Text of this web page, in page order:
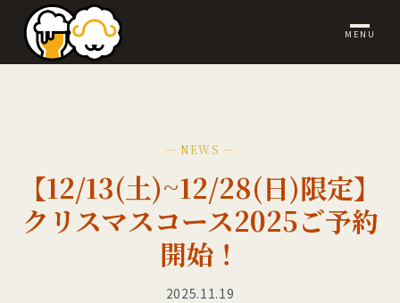
MENU
— NEWS —
【12/13(土)~12/28(日)限定】
クリスマスコース2025ご予約
開始！
2025.11.19